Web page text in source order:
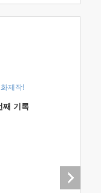
제작!
째 기록